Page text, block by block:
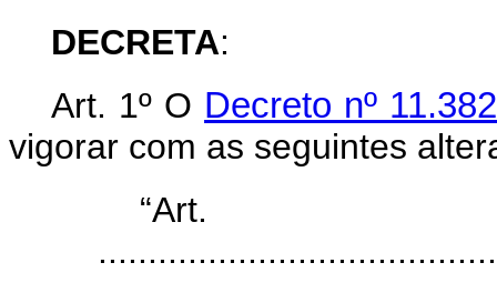
DECRETA:
Art. 1º O Decreto nº
vigorar com as seguintes